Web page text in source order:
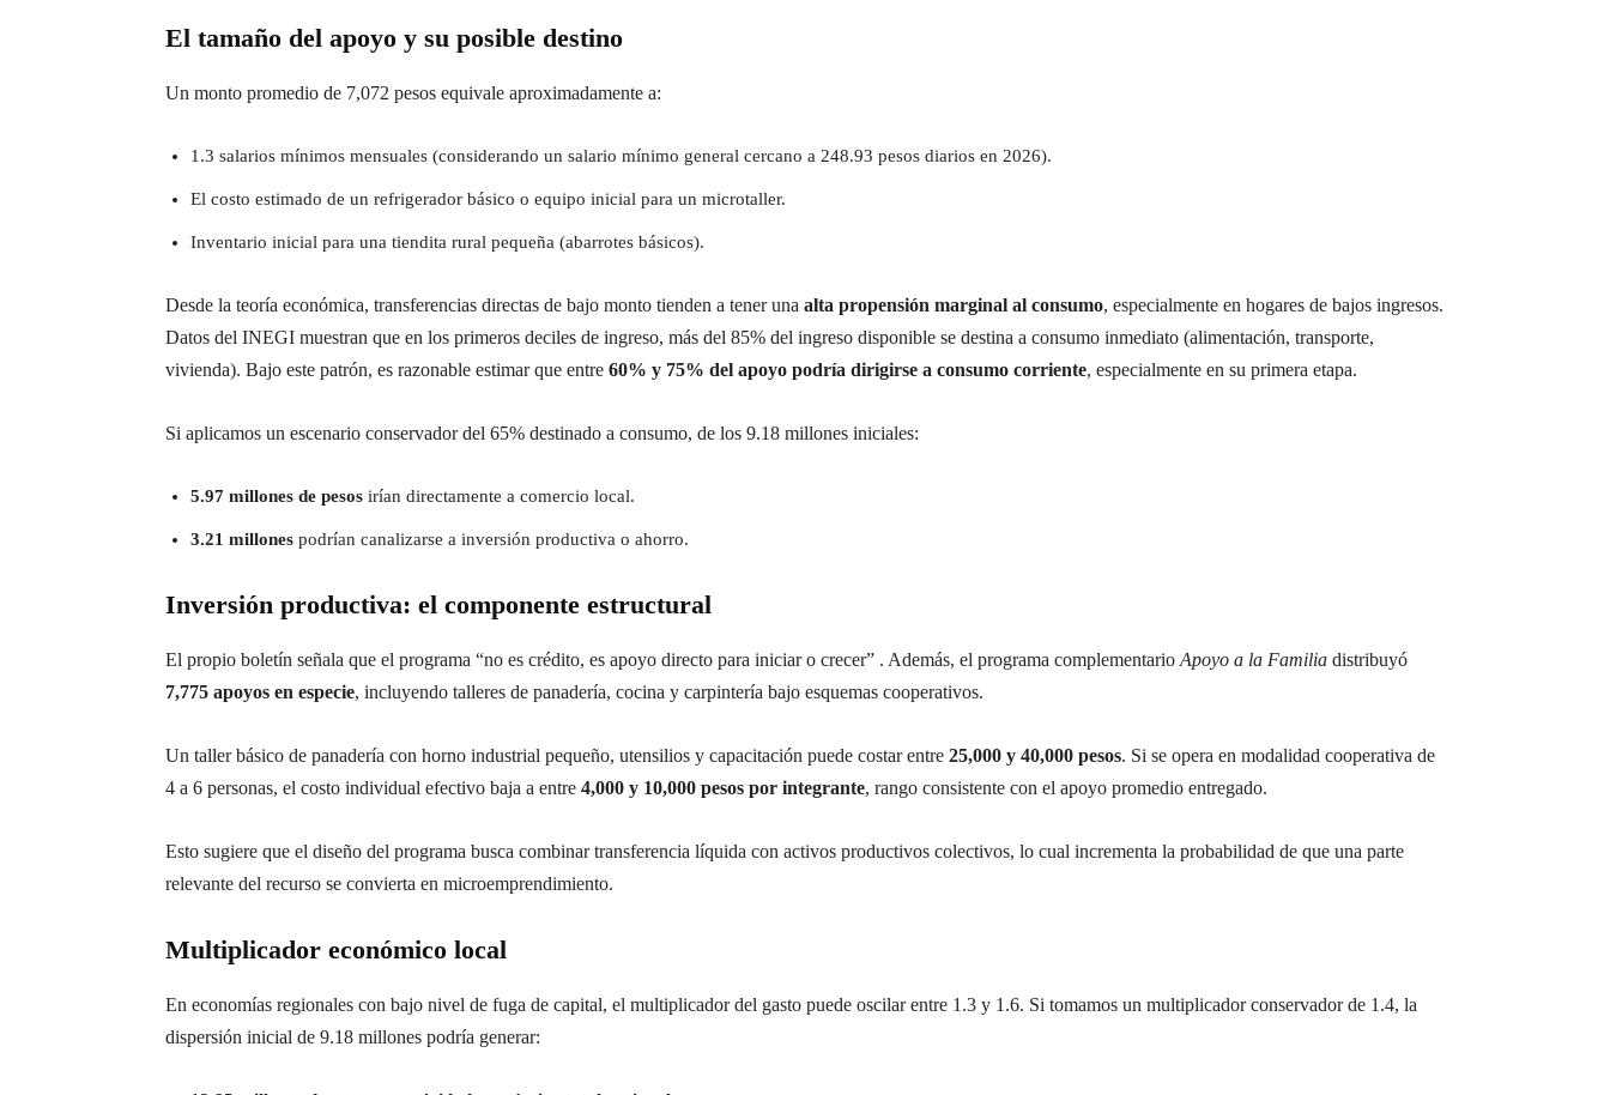
El tamaño del apoyo y su posible destino
Un monto promedio de 7,072 pesos equivale aproximadamente a:
1.3 salarios mínimos mensuales (considerando un salario mínimo general cercano a 248.93 pesos diarios en 2026).
El costo estimado de un refrigerador básico o equipo inicial para un microtaller.
Inventario inicial para una tiendita rural pequeña (abarrotes básicos).
Desde la teoría económica, transferencias directas de bajo monto tienden a tener una alta propensión marginal al consumo, especialmente en hogares de bajos ingresos.
Datos del INEGI muestran que en los primeros deciles de ingreso, más del 85% del ingreso disponible se destina a consumo inmediato (alimentación, transporte,
vivienda). Bajo este patrón, es razonable estimar que entre 60% y 75% del apoyo podría dirigirse a consumo corriente, especialmente en su primera etapa.
Si aplicamos un escenario conservador del 65% destinado a consumo, de los 9.18 millones iniciales:
5.97 millones de pesos irían directamente a comercio local.
3.21 millones podrían canalizarse a inversión productiva o ahorro.
Inversión productiva: el componente estructural
El propio boletín señala que el programa “no es crédito, es apoyo directo para iniciar o crecer” . Además, el programa complementario Apoyo a la Familia distribuyó
7,775 apoyos en especie, incluyendo talleres de panadería, cocina y carpintería bajo esquemas cooperativos.
Un taller básico de panadería con horno industrial pequeño, utensilios y capacitación puede costar entre 25,000 y 40,000 pesos. Si se opera en modalidad cooperativa de
4 a 6 personas, el costo individual efectivo baja a entre 4,000 y 10,000 pesos por integrante, rango consistente con el apoyo promedio entregado.
Esto sugiere que el diseño del programa busca combinar transferencia líquida con activos productivos colectivos, lo cual incrementa la probabilidad de que una parte
relevante del recurso se convierta en microemprendimiento.
Multiplicador económico local
En economías regionales con bajo nivel de fuga de capital, el multiplicador del gasto puede oscilar entre 1.3 y 1.6. Si tomamos un multiplicador conservador de 1.4, la
dispersión inicial de 9.18 millones podría generar: